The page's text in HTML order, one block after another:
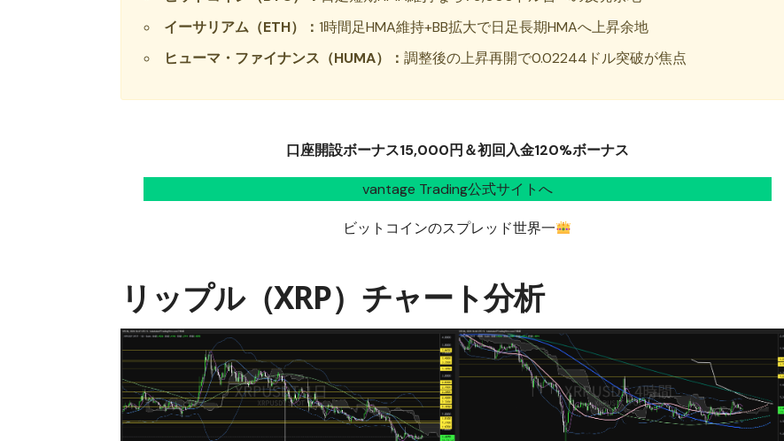
イーサリアム（ETH）： 1時間足HMA維持+BB拡大で日足長期HMAへ上昇余地
ヒューマ・ファイナンス（HUMA）： 調整後の上昇再開で0.02244ドル突破が焦点
口座開設ボーナス15,000円＆初回入金120%ボーナス
vantage Trading公式サイトへ
ビットコインのスプレッド世界一
リップル（XRP）チャート分析